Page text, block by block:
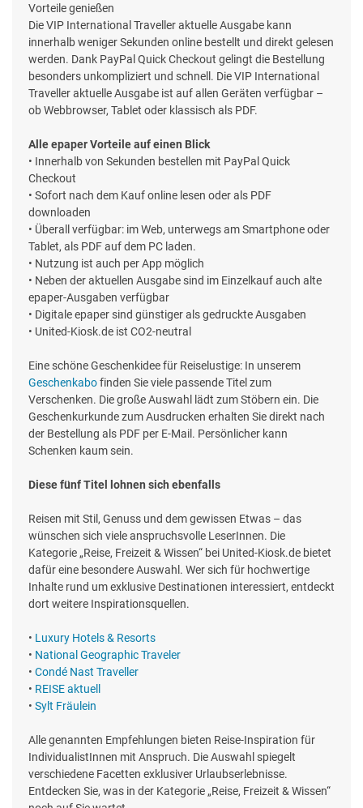
Vorteile genießen
Die VIP International Traveller aktuelle Ausgabe kann
innerhalb weniger Sekunden online bestellt und direkt gelesen
werden. Dank PayPal Quick Checkout gelingt die Bestellung
besonders unkompliziert und schnell. Die VIP International
Traveller aktuelle Ausgabe ist auf allen Geräten verfügbar –
ob Webbrowser, Tablet oder klassisch als PDF.
Alle epaper Vorteile auf einen Blick
• Innerhalb von Sekunden bestellen mit PayPal Quick
Checkout
• Sofort nach dem Kauf online lesen oder als PDF
downloaden
• Überall verfügbar: im Web, unterwegs am Smartphone oder
Tablet, als PDF auf dem PC laden.
• Nutzung ist auch per App möglich
• Neben der aktuellen Ausgabe sind im Einzelkauf auch alte
epaper-Ausgaben verfügbar
• Digitale epaper sind günstiger als gedruckte Ausgaben
• United-Kiosk.de ist CO2-neutral
Eine schöne Geschenkidee für Reiselustige: In unserem
Geschenkabofinden Sie viele passende Titel zum
Verschenken. Die große Auswahl lädt zum Stöbern ein. Die
Geschenkurkunde zum Ausdrucken erhalten Sie direkt nach
der Bestellung als PDF per E-Mail. Persönlicher kann
Schenken kaum sein.
Diese fünf Titel lohnen sich ebenfalls
Reisen mit Stil, Genuss und dem gewissen Etwas – das
wünschen sich viele anspruchsvolle LeserInnen. Die
Kategorie „Reise, Freizeit & Wissen“ bei United-Kiosk.de bietet
dafür eine besondere Auswahl. Wer sich für hochwertige
Inhalte rund um exklusive Destinationen interessiert, entdeckt
dort weitere Inspirationsquellen.
• Luxury Hotels & Resorts
• National Geographic Traveler
• Condé Nast Traveller
• REISE aktuell
• Sylt Fräulein
Alle genannten Empfehlungen bieten Reise-Inspiration für
IndividualistInnen mit Anspruch. Die Auswahl spiegelt
verschiedene Facetten exklusiver Urlaubserlebnisse.
Entdecken Sie, was in der Kategorie „Reise, Freizeit & Wissen“